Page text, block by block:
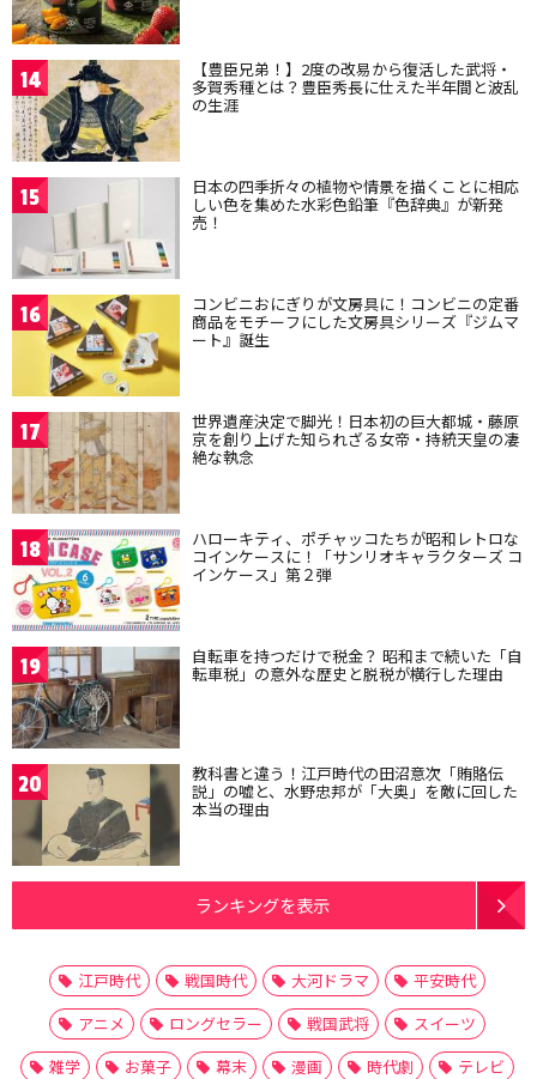
14 【豊臣兄弟！】2度の改易から復活した武将・
多賀秀種とは？豊臣秀長に仕えた半年間と波乱
の生涯
15 日本の四季折々の植物や情景を描くことに相応
しい色を集めた水彩色鉛筆『色辞典』が新発
売！
16 コンビニおにぎりが文房具に！コンビニの定番
商品をモチーフにした文房具シリーズ『ジムマ
ート』誕生
17 世界遺産決定で脚光！日本初の巨大都城・藤原
京を創り上げた知られざる女帝・持統天皇の凄
絶な執念
18 ハローキティ、ポチャッコたちが昭和レトロな
コインケースに！「サンリオキャラクターズ コ
インケース」第２弾
19 自転車を持つだけで税金？ 昭和まで続いた「自
転車税」の意外な歴史と脱税が横行した理由
20 教科書と違う！江戸時代の田沼意次「賄賂伝
説」の嘘と、水野忠邦が「大奥」を敵に回した
本当の理由
ランキングを表示
江戸時代 戦国時代 大河ドラマ
平安時代
アニメ
ロングセラー 戦国武将
スイーツ
雑学
お菓子 幕末 漫画 時代劇
テレビ